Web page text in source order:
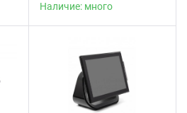
Наличие: много